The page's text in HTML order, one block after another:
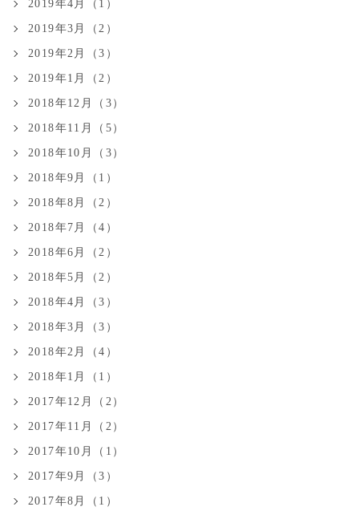
2019年4月（1）
2019年3月（2）
2019年2月（3）
2019年1月（2）
2018年12月（3）
2018年11月（5）
2018年10月（3）
2018年9月（1）
2018年8月（2）
2018年7月（4）
2018年6月（2）
2018年5月（2）
2018年4月（3）
2018年3月（3）
2018年2月（4）
2018年1月（1）
2017年12月（2）
2017年11月（2）
2017年10月（1）
2017年9月（3）
2017年8月（1）